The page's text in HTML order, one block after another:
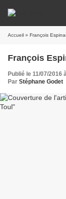
Accueil » François
François
Publié le 11/07/2016
Par Stéphane Godet